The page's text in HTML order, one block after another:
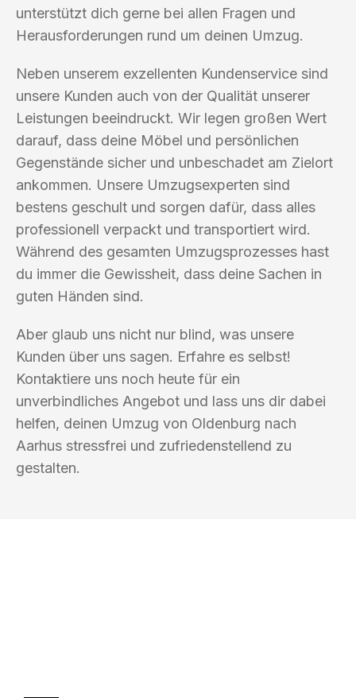
unterstützt dich gerne bei allen Fragen und
Herausforderungen rund um deinen Umzug.
Neben unserem exzellenten Kundenservice sind
unsere Kunden auch von der Qualität unserer
Leistungen beeindruckt. Wir legen großen Wert
darauf, dass deine Möbel und persönlichen
Gegenstände sicher und unbeschadet am Zielort
ankommen. Unsere Umzugsexperten sind
bestens geschult und sorgen dafür, dass alles
professionell verpackt und transportiert wird.
Während des gesamten Umzugsprozesses hast
du immer die Gewissheit, dass deine Sachen in
guten Händen sind.
Aber glaub uns nicht nur blind, was unsere
Kunden über uns sagen. Erfahre es selbst!
Kontaktiere uns noch heute für ein
unverbindliches Angebot und lass uns dir dabei
helfen, deinen Umzug von Oldenburg nach
Aarhus stressfrei und zufriedenstellend zu
gestalten.